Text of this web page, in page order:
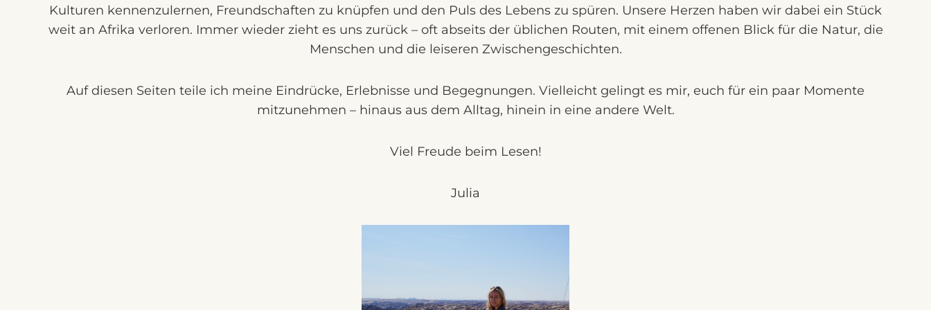
Kulturen kennenzulernen, Freundschaften zu knüpfen und den Puls des Lebens zu spüren. Unsere Herzen haben wir dabei ein Stück
weit an Afrika verloren. Immer wieder zieht es uns zurück – oft abseits der üblichen Routen, mit einem offenen Blick für die Natur, die
Menschen und die leiseren Zwischengeschichten.
Auf diesen Seiten teile ich meine Eindrücke, Erlebnisse und Begegnungen. Vielleicht gelingt es mir, euch für ein paar Momente
mitzunehmen – hinaus aus dem Alltag, hinein in eine andere Welt.
Viel Freude beim Lesen!
Julia